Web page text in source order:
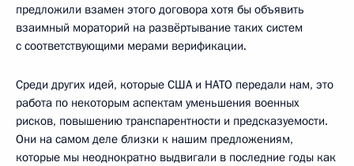
предложили взамен этого договора хотя бы объявить
взаимный мораторий на развёртывание таких систем
с соответствующими мерами верификации.
Среди других идей, которые США и НАТО передали нам, это
работа по некоторым аспектам уменьшения военных
рисков, повышению транспарентности и предсказуемости.
Они на самом деле близки к нашим предложениям,
которые мы неоднократно выдвигали в последние годы как